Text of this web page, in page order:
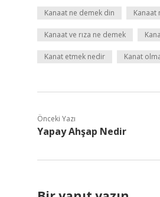
Kanaat ne demek din Kanaat
Kanaat ve rıza ne demek
Kanat etmek nedir Kanat
Önceki Yazı
Yapay Ahşap Nedir